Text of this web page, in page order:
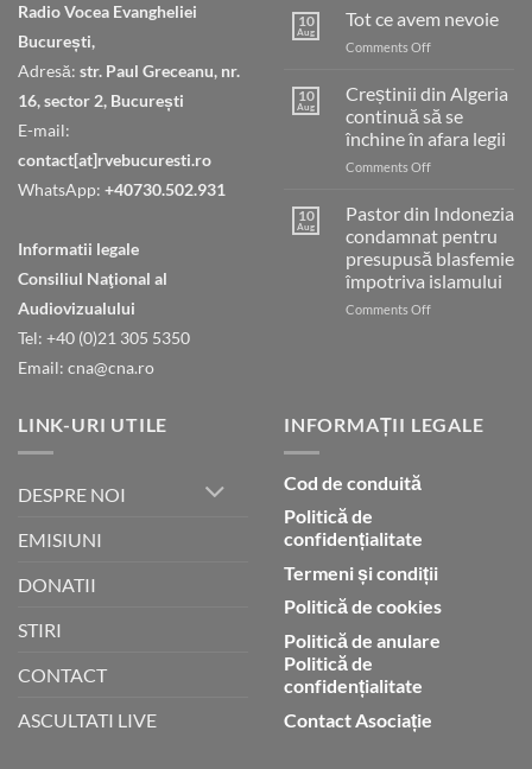
Radio Vocea Evangheliei
București,
Adresă: str. Paul Greceanu, nr.
16, sector 2, București
E-mail:
contact[at]rvebucuresti.ro
WhatsApp: +40730.502.931
Informatii legale
Consiliul Naţional al
Audiovizualului
Tel: +40 (0)21 305 5350
Email: cna@cna.ro
10
Aug
Tot ce avem nevoie
Comments Offon
ce
avem
nevoie
10
Aug
Creștinii din Algeria
continuă să se
închine în afara legii
Comments Offon
din
continuă
să
se
închine
10
Aug
Pastor din Indonezia
condamnat pentru
presupusă blasfemie
împotriva islamului
Comments Offon
presupusă
LINK-URI UTILE
DESPRE NOI
EMISIUNI
DONATII
STIRI
CONTACT
ASCULTATI LIVE
INFORMAȚII LEGALE
Cod de conduită
Politică de
confidențialitate
Termeni și condiții
Politică de cookies
Politică de anulare
Politică de
confidențialitate
Contact Asociație